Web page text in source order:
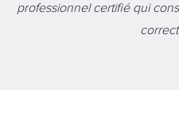
professionnel certifié qui